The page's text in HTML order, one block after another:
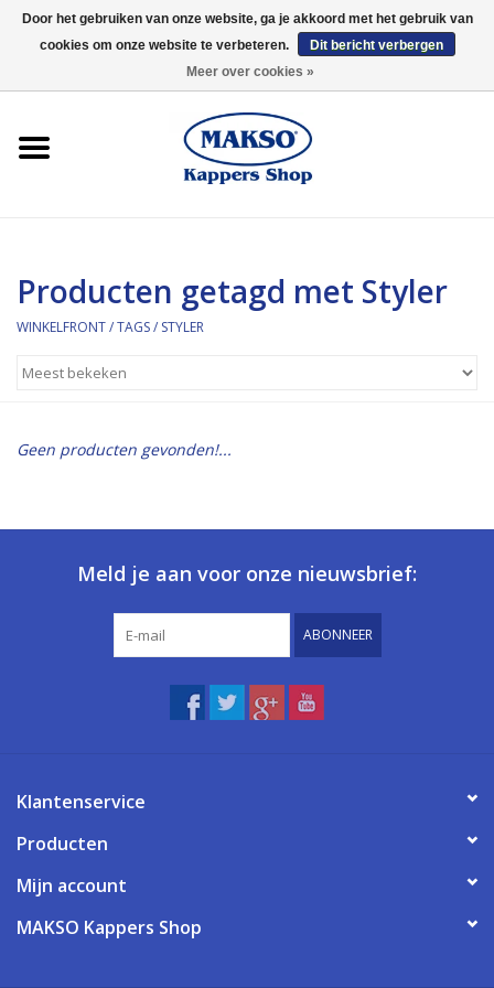
0 Artikelen - €0,00
Kaaral
Producten getagd met Styler
WINKELFRONT/TAGS/ STYLER
Geen producten gevonden!...
Meld je aan voor onze nieuwsbrief:
ABONNEER
Klantenservice
Producten
Mijn account
MAKSO Kappers Shop
Door het gebruiken van onze website, ga je akkoord met het gebruik van
cookies om onze website te verbeteren.
Dit bericht verbergen
Meer over cookies »